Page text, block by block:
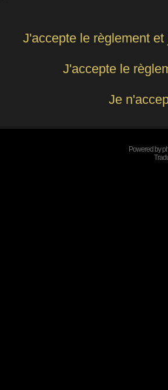
J'accepte le règlement
J'accepte le
Je
Powered by